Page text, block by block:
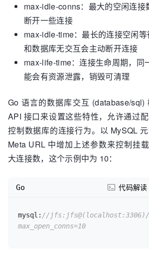
max-idle-conns：最大的空闲连接
断开一些连接
max-idle-time：最长的连接空闲
和数据库无交互会主动断开连接
max-life-time：连接生命周期，同
能会有资源泄露，销毁可清理
Go 语言的数据库交互 (database/sql)
API 接口来设置这些特性，允许通过
控制数据库的连接行为。以 MySQL
Meta URL 中增加上述参数来控制挂
大连接数，这个示例中为 10：
mysql: //
max_open_conns=10
Go 代码解读